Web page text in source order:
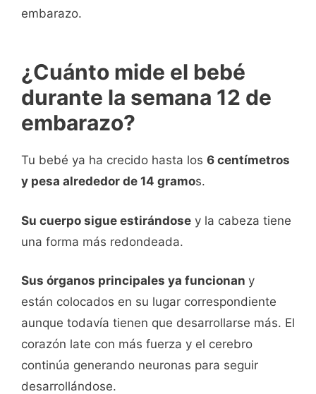
embarazo.
¿Cuánto mide el bebé
durante la semana 12 de
embarazo?
Tu bebé ya ha crecido hasta los 6 centímetros
y pesa alrededor de 14 gramos.
Su cuerpo sigue estirándose y la cabeza tiene
una forma más redondeada.
Sus órganos principales ya funcionan y
están colocados en su lugar correspondiente
aunque todavía tienen que desarrollarse más. El
corazón late con más fuerza y el cerebro
continúa generando neuronas para seguir
desarrollándose.